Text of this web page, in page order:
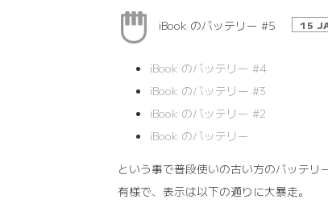
iBook のバッテリー #5 15
iBook のバッテリー #4
iBook のバッテリー #3
iBook のバッテリー #2
iBook のバッテリー
という事で普段使いの古い方のバッテ
有様で、表示は以下の通りに大暴走。